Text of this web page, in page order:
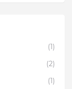
(1)
(2)
(1)